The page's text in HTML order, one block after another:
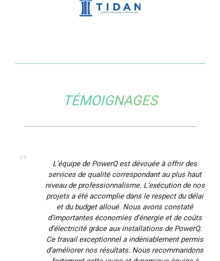
TÉMOIGNAGES
L’équipe de PowerQ est dévouée à offrir des
services de qualité correspondant au plus haut
niveau de professionnalisme. L’exécution de nos
projets a été accomplie dans le respect du délai
et du budget alloué. Nous avons constaté
d’importantes économies d’énergie et de coûts
d’électricité grâce aux installations de PowerQ.
Ce travail exceptionnel a indéniablement permis
d’améliorer nos résultats. Nous recommandons